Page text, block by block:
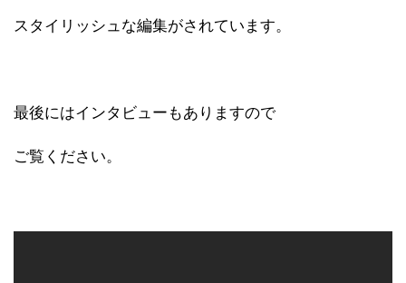
スタイリッシュな編集がされています。
最後にはインタビューもありますので
ご覧ください。